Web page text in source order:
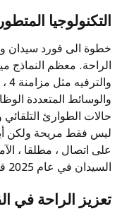
التكنولوجيا
خطوة الى فورد سيدان
الراحة. معظم النماذج
والوسائط المتعددة
حالات الطوارئ
ليس فقط مريحة ولكن
على اتصال ، مطلقا ،
السيدان في عام 2025 قد غطت لك.
تعزيز الراحة في